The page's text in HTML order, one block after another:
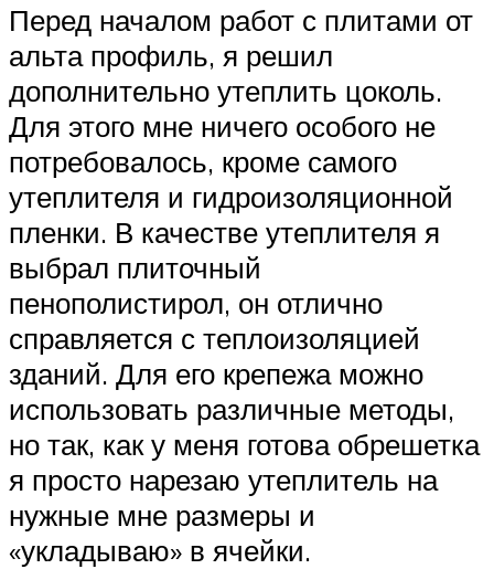
Перед началом работ с плитами от
альта профиль, я решил
дополнительно утеплить цоколь.
Для этого мне ничего особого не
потребовалось, кроме самого
утеплителя и гидроизоляционной
пленки. В качестве утеплителя я
выбрал плиточный
пенополистирол, он отлично
справляется с теплоизоляцией
зданий. Для его крепежа можно
использовать различные методы,
но так, как у меня готова обрешетка
я просто нарезаю утеплитель на
нужные мне размеры и
«укладываю» в ячейки.